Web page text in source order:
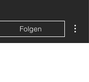
Folgen